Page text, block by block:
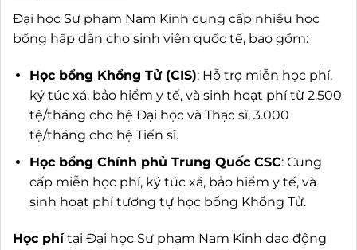
Đại học Sư phạm Nam Kinh cung cấp nhiều học
bổng hấp dẫn cho sinh viên quốc tế, bao gồm:
Học bổng Khổng Tử (CIS): Hỗ trợ miễn học phí,
ký túc xá, bảo hiểm y tế, và sinh hoạt phí từ 2.500
tệ/tháng cho hệ Đại học và Thạc sĩ, 3.000
tệ/tháng cho hệ Tiến sĩ.
Học bổng Chính phủ Trung Quốc CSC: Cung
cấp miễn học phí, ký túc xá, bảo hiểm y tế, và
sinh hoạt phí tương tự học bổng Khổng Tử.
Học phítại Đại học Sư phạm Nam Kinh dao động